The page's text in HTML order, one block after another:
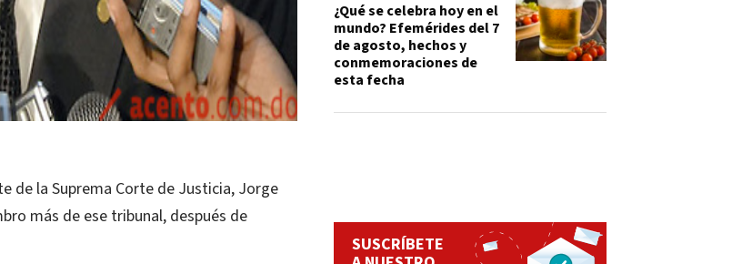
de la Suprema Corte de Justicia, Jorge
más de ese tribunal, después de
¿Qué se celebra hoy en el
mundo? Efemérides del 7
de agosto, hechos y
conmemoraciones de
esta fecha
SUSCRÍBETE